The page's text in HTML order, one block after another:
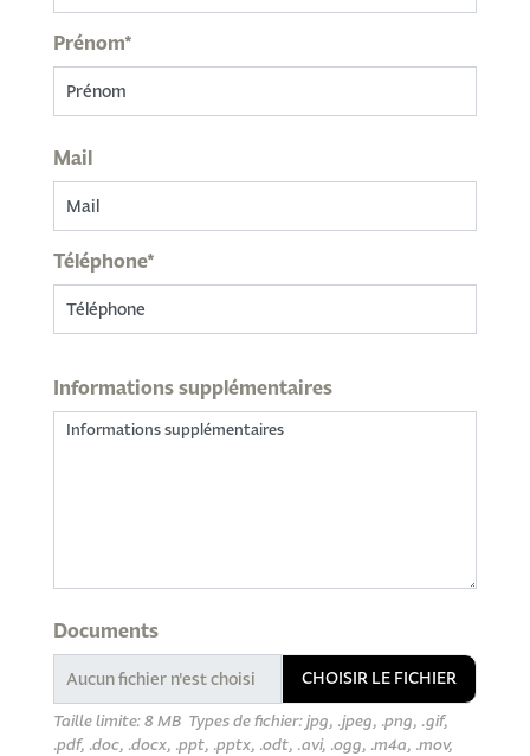
Prénom*
Mail
Téléphone*
Informations supplémentaires
Documents
CHOISIR LE FICHIER
Taille limite: 8 MB Types de fichier: jpg, .jpeg, .png, .gif,
.pdf, .doc, .docx, .ppt, .pptx, .odt, .avi, .ogg, .m4a, .mov,